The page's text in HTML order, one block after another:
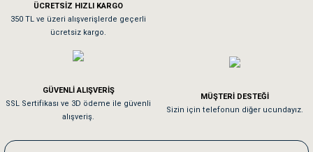
Sa**** On******
Kedilerim beğeniyorlar. Memnunuz. Uygun fiyatta olması iyi.
Me***** Ya******
ÜCRETSİZ HIZLI KARGO
350 TL ve üzeri alışverişlerde geçerli
ücretsiz kargo.
GÜVENLİ ALIŞVERİŞ
SSL Sertifikası ve 3D ödeme ile güvenli
alışveriş.
MÜŞTERİ DESTEĞİ
Sizin için telefonun diğer ucundayız.